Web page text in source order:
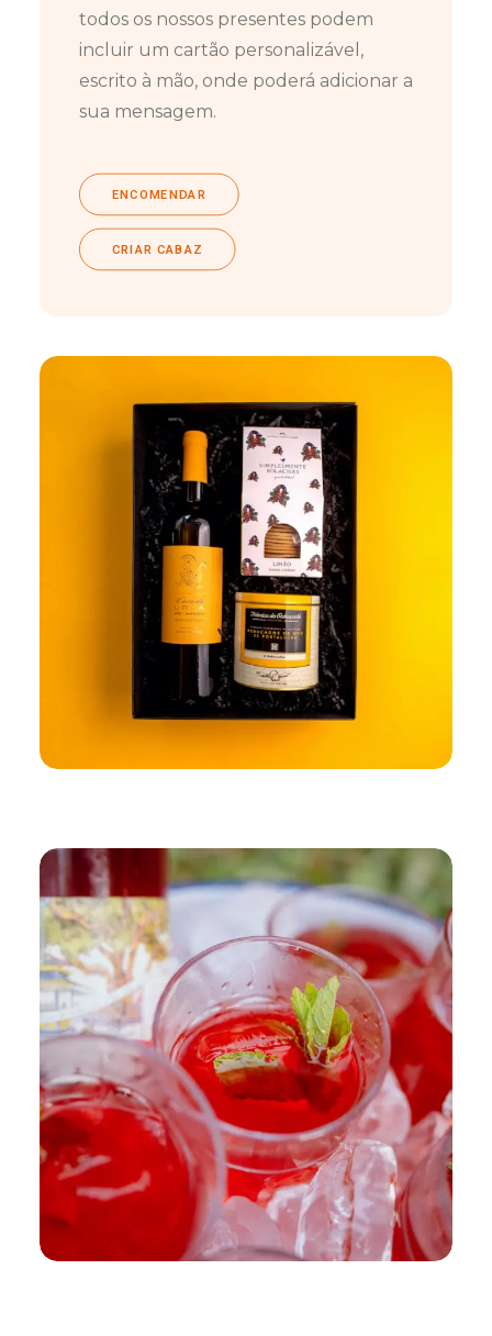
todos os nossos presentes podem
incluir um cartão personalizável,
escrito à mão, onde poderá adicionar a
sua mensagem.
ENCOMENDAR
CRIAR CABAZ